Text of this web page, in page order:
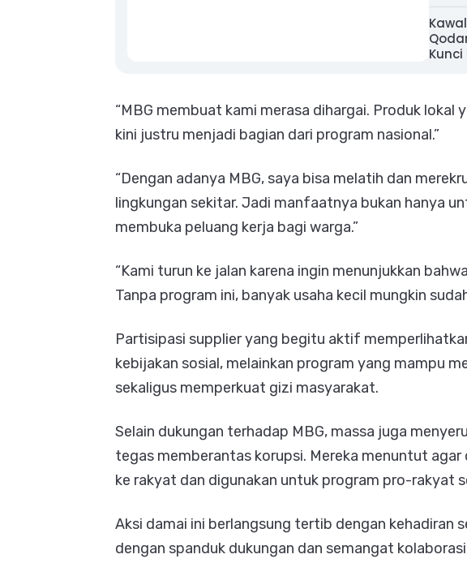
“MBG membuat kami merasa dihargai. Produk lokal
kini justru menjadi bagian dari program nasional.”
“Dengan adanya MBG, saya bisa melatih dan
lingkungan sekitar. Jadi manfaatnya bukan hanya
membuka peluang kerja bagi warga.”
“Kami turun ke jalan karena ingin menunjukkan
Tanpa program ini, banyak usaha kecil mungkin
Partisipasi supplier yang begitu aktif
kebijakan sosial, melainkan program yang mampu
sekaligus memperkuat gizi masyarakat.
Selain dukungan terhadap MBG, massa juga
tegas memberantas korupsi. Mereka menuntut agar
ke rakyat dan digunakan untuk program pro-rakyat
Aksi damai ini berlangsung tertib dengan kehadiran
dengan spanduk dukungan dan semangat